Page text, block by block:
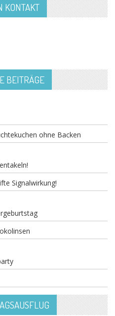
KONTAKT
BEITRÄGE
ohne Backen
Signalwirkung!